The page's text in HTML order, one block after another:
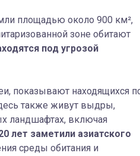
площадью около 900 км²,
зоне обитают
под угрозой
показывают находящихся
также живут выдры,
ландшафтах, включая
лет заметили азиатского
среды обитания и